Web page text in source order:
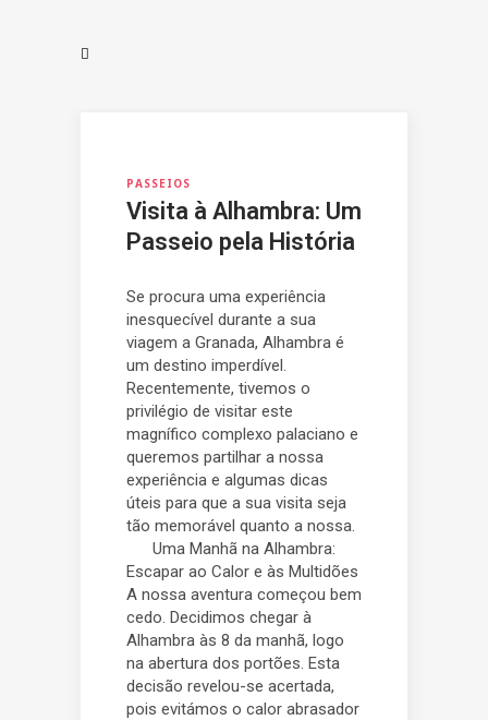
PASSEIOS
Visita à Alhambra: Um
Passeio pela História
Se procura uma experiência
inesquecível durante a sua
viagem a Granada, Alhambra é
um destino imperdível.
Recentemente, tivemos o
privilégio de visitar este
magnífico complexo palaciano e
queremos partilhar a nossa
experiência e algumas dicas
úteis para que a sua visita seja
tão memorável quanto a nossa.
Uma Manhã na Alhambra:
Escapar ao Calor e às Multidões
A nossa aventura começou bem
cedo. Decidimos chegar à
Alhambra às 8 da manhã, logo
na abertura dos portões. Esta
decisão revelou-se acertada,
pois evitámos o calor abrasador